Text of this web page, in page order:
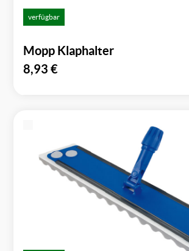
verfügbar
Mopp Klaphalter
8,93 €